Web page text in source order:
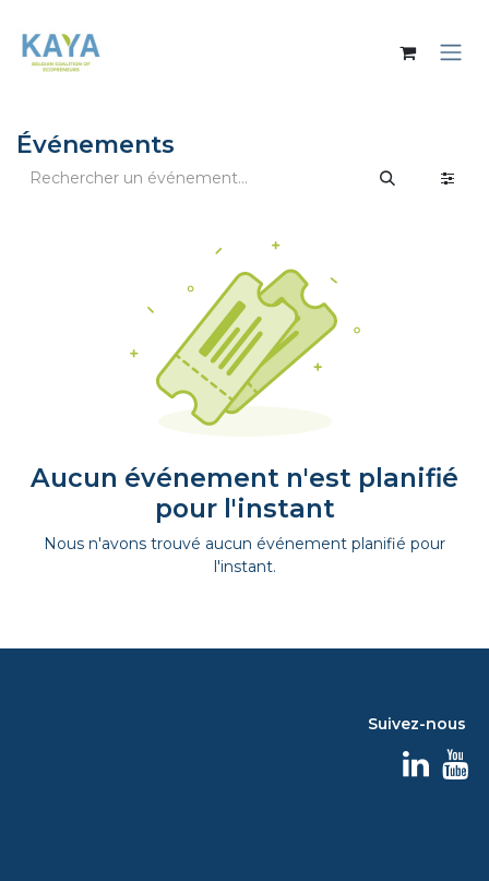
Événements
Aucun événement n'est planifié
pour l'instant
Nous n'avons trouvé aucun événement planifié pour
l'instant.
Suivez-nous